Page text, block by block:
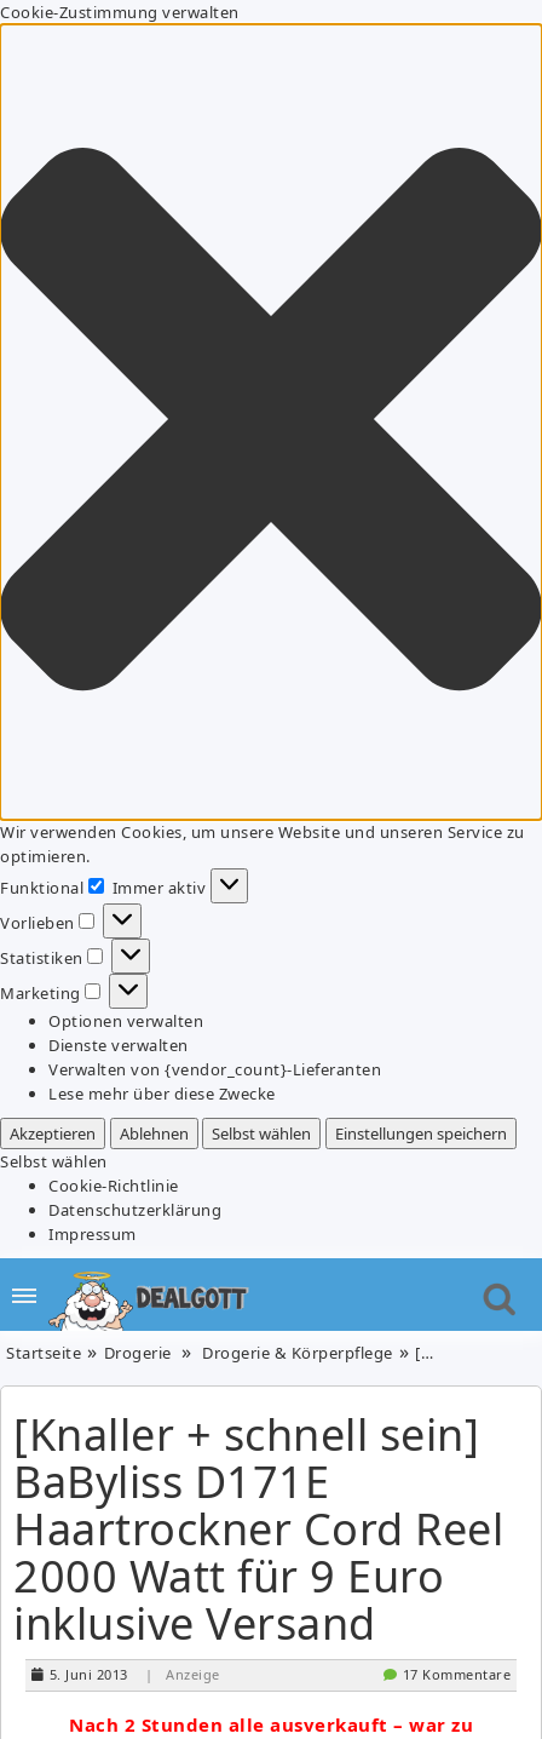
Cookie-Zustimmung verwalten
Wir verwenden Cookies, um unsere Website und unseren Service zu
optimieren.
Funktional
Funktional
Immer aktiv
Vorlieben
Vorlieben
Statistiken
Statistiken
Marketing
Marketing
Optionen verwalten
Dienste verwalten
Verwalten von {vendor_count}-Lieferanten
Lese mehr über diese Zwecke
Akzeptieren
Ablehnen Selbst wählen
Einstellungen speichern
Selbst wählen
Cookie-Richtlinie
Datenschutzerklärung
Impressum
Startseite Drogerie Drogerie & Körperpflege [Knaller + schnell sein] BaByliss D171E Haartrockner Cord Reel 2000 Watt für 9 Euro inklusive Versand
[Knaller + schnell sein]
BaByliss D171E
Haartrockner Cord Reel
2000 Watt für 9 Euro
inklusive Versand
5. Juni 2013 | Anzeige 17 Kommentare
Nach 2 Stunden alle ausverkauft – war zu